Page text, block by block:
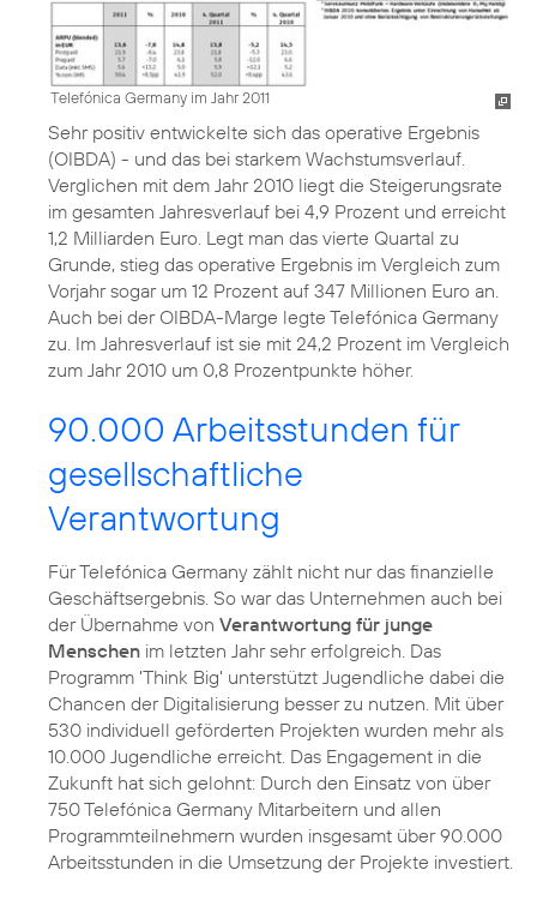
Telefónica Germany im Jahr 2011
Sehr positiv entwickelte sich das operative Ergebnis
(OIBDA) - und das bei starkem Wachstumsverlauf.
Verglichen mit dem Jahr 2010 liegt die Steigerungsrate
im gesamten Jahresverlauf bei 4,9 Prozent und erreicht
1,2 Milliarden Euro. Legt man das vierte Quartal zu
Grunde, stieg das operative Ergebnis im Vergleich zum
Vorjahr sogar um 12 Prozent auf 347 Millionen Euro an.
Auch bei der OIBDA-Marge legte Telefónica Germany
zu. Im Jahresverlauf ist sie mit 24,2 Prozent im Vergleich
zum Jahr 2010 um 0,8 Prozentpunkte höher.
90.000 Arbeitsstunden für
gesellschaftliche
Verantwortung
Für Telefónica Germany zählt nicht nur das finanzielle
Geschäftsergebnis. So war das Unternehmen auch bei
der Übernahme von Verantwortung für junge
Menschen im letzten Jahr sehr erfolgreich. Das
Programm 'Think Big' unterstützt Jugendliche dabei die
Chancen der Digitalisierung besser zu nutzen. Mit über
530 individuell geförderten Projekten wurden mehr als
10.000 Jugendliche erreicht. Das Engagement in die
Zukunft hat sich gelohnt: Durch den Einsatz von über
750 Telefónica Germany Mitarbeitern und allen
Programmteilnehmern wurden insgesamt über 90.000
Arbeitsstunden in die Umsetzung der Projekte investiert.